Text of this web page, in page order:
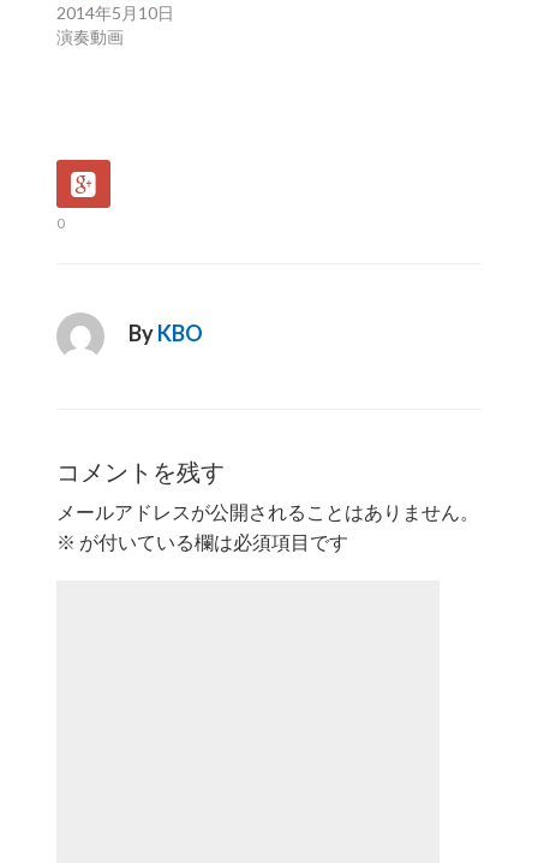
2014年5月10日
演奏動画
0
ByKBO
コメントを残す
メールアドレスが公開されることはありません。
※ が付いている欄は必須項目です